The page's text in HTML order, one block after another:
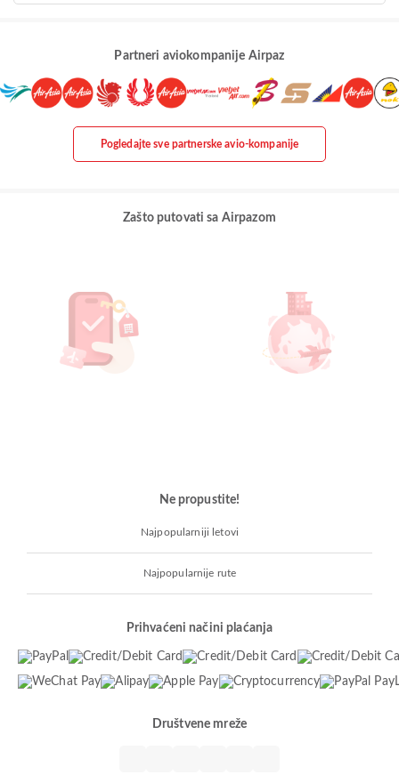
Partneri aviokompanije Airpaz
Pogledajte sve partnerske avio-kompanije
Zašto putovati sa Airpazom
Ne propustite!
Najpopularniji letovi
Najpopularnije rute
Prihvaćeni načini plaćanja
Društvene mreže